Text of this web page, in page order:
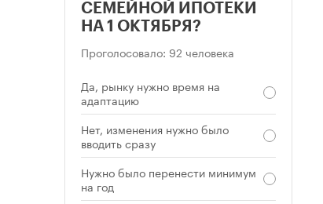
СЕМЕЙНОЙ ИПОТЕКИ
НА 1 ОКТЯБРЯ?
Проголосовало: 92 человека
Да, рынку нужно время на
адаптацию
Нет, изменения нужно было
вводить сразу
Нужно было перенести минимум
на год